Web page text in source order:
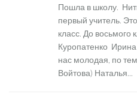
Пошла в школу.
первый учитель.
класс. До восьмого
Куропатенко
нас молодая, по
Войтова) Наталья...